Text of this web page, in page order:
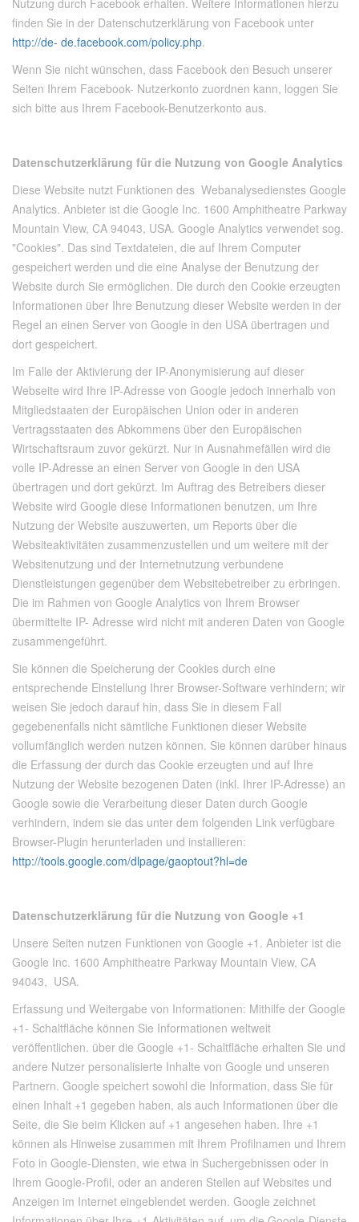
Nutzung durch Facebook erhalten. Weitere Informationen hierzu
finden Sie in der Datenschutzerklärung von Facebook unter
http://de- de.facebook.com/policy.php.
Wenn Sie nicht wünschen, dass Facebook den Besuch unserer
Seiten Ihrem Facebook- Nutzerkonto zuordnen kann, loggen Sie
sich bitte aus Ihrem Facebook-Benutzerkonto aus.
Datenschutzerklärung für die Nutzung von Google Analytics
Diese Website nutzt Funktionen des Webanalysedienstes Google
Analytics. Anbieter ist die Google Inc. 1600 Amphitheatre Parkway
Mountain View, CA 94043, USA. Google Analytics verwendet sog.
"Cookies". Das sind Textdateien, die auf Ihrem Computer
gespeichert werden und die eine Analyse der Benutzung der
Website durch Sie ermöglichen. Die durch den Cookie erzeugten
Informationen über Ihre Benutzung dieser Website werden in der
Regel an einen Server von Google in den USA übertragen und
dort gespeichert.
Im Falle der Aktivierung der IP-Anonymisierung auf dieser
Webseite wird Ihre IP-Adresse von Google jedoch innerhalb von
Mitgliedstaaten der Europäischen Union oder in anderen
Vertragsstaaten des Abkommens über den Europäischen
Wirtschaftsraum zuvor gekürzt. Nur in Ausnahmefällen wird die
volle IP-Adresse an einen Server von Google in den USA
übertragen und dort gekürzt. Im Auftrag des Betreibers dieser
Website wird Google diese Informationen benutzen, um Ihre
Nutzung der Website auszuwerten, um Reports über die
Websiteaktivitäten zusammenzustellen und um weitere mit der
Websitenutzung und der Internetnutzung verbundene
Dienstleistungen gegenüber dem Websitebetreiber zu erbringen.
Die im Rahmen von Google Analytics von Ihrem Browser
übermittelte IP- Adresse wird nicht mit anderen Daten von Google
zusammengeführt.
Sie können die Speicherung der Cookies durch eine
entsprechende Einstellung Ihrer Browser-Software verhindern; wir
weisen Sie jedoch darauf hin, dass Sie in diesem Fall
gegebenenfalls nicht sämtliche Funktionen dieser Website
vollumfänglich werden nutzen können. Sie können darüber hinaus
die Erfassung der durch das Cookie erzeugten und auf Ihre
Nutzung der Website bezogenen Daten (inkl. Ihrer IP-Adresse) an
Google sowie die Verarbeitung dieser Daten durch Google
verhindern, indem sie das unter dem folgenden Link verfügbare
Browser-Plugin herunterladen und installieren:
http://tools.google.com/dlpage/gaoptout?hl=de
Datenschutzerklärung für die Nutzung von Google +1
Unsere Seiten nutzen Funktionen von Google +1. Anbieter ist die
Google Inc. 1600 Amphitheatre Parkway Mountain View, CA
94043, USA.
Erfassung und Weitergabe von Informationen: Mithilfe der Google
+1- Schaltfläche können Sie Informationen weltweit
veröffentlichen. über die Google +1- Schaltfläche erhalten Sie und
andere Nutzer personalisierte Inhalte von Google und unseren
Partnern. Google speichert sowohl die Information, dass Sie für
einen Inhalt +1 gegeben haben, als auch Informationen über die
Seite, die Sie beim Klicken auf +1 angesehen haben. Ihre +1
können als Hinweise zusammen mit Ihrem Profilnamen und Ihrem
Foto in Google-Diensten, wie etwa in Suchergebnissen oder in
Ihrem Google-Profil, oder an anderen Stellen auf Websites und
Anzeigen im Internet eingeblendet werden. Google zeichnet